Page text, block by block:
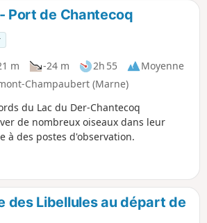
Port de Chantecoq
m -24 m 2h 55
Moyenne
Champaubert (Marne)
du Lac du Der-Chantecoq
de nombreux oiseaux dans leur
à des postes d'observation.
des Libellules au départ de